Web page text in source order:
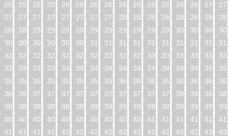
256
257 258 259 260 261 262 263 264 265 266 267 268 269 270
272
273 274 275 276 277 278 279 280 281 282 283 284 285 286
288
289 290 291 292 293 294 295 296 297 298 299 300 301 302
304
305 306 307 308 309 310 311 312 313 314 315 316 317 318
320
321 322 323 324 325 326 327 328 329 330 331 332 333 334
336
337 338 339 340 341 342 343 344 345 346 347 348 349 350
352
353 354 355 356 357 358 359 360 361 362 363 364 365 366
368
369 370 371 372 373 374 375 376 377 378 379 380 381 382
384
385 386 387 388 389 390 391 392 393 394 395 396 397 398
400
401 402 403 404 405 406 407 408 409 410 411 412 413 414
416
417 418 419 420 421 422 423 424 425 426 427 428 429 430